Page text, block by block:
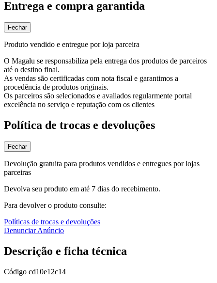
Entrega e compra garantida
Fechar
Produto vendido e entregue por loja parceira
O Magalu se responsabiliza pela entrega dos produtos de parceiros
até o destino final.
As vendas são certificadas com nota fiscal e garantimos a
procedência de produtos originais.
Os parceiros são selecionados e avaliados regularmente portal
excelência no serviço e reputação com os clientes
Política de trocas e devoluções
Fechar
Devolução gratuita para produtos vendidos e entregues por lojas
parceiras
Devolva seu produto em até 7 dias do recebimento.
Para devolver o produto consulte:
Políticas de trocas e devoluções
Denunciar Anúncio
Descrição e ficha técnica
Código cd10e12c14